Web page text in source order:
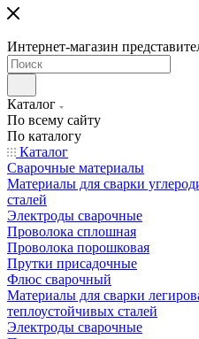
Интернет-магазин
Каталог
По всему сайту
По каталогу
Каталог
Сварочные материалы
Материалы для сварки
сталей
Электроды сварочные
Проволока сплошная
Проволока порошковая
Прутки присадочные
Флюс сварочный
Материалы для сварки
теплоустойчивых сталей
Электроды сварочные